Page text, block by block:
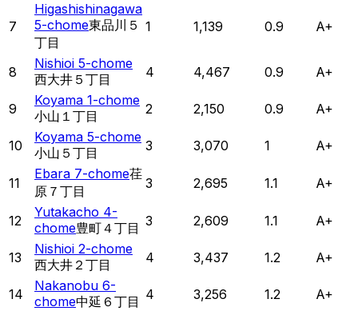
7
Higashishinagawa
5-chome東品川５
丁目
1 1,139 0.9 A+
8
Nishioi 5-chome
西大井５丁目
4 4,467 0.9 A+
9
Koyama 1-chome
小山１丁目
2 2,150 0.9 A+
10
Koyama 5-chome
小山５丁目
3 3,070 1 A+
11
Ebara 7-chome荏
原７丁目
3 2,695 1.1 A+
12
Yutakacho 4-
chome豊町４丁目 3 2,609 1.1 A+
13
Nishioi 2-chome
西大井２丁目
4 3,437 1.2 A+
14
Nakanobu 6-
chome中延６丁目 4 3,256 1.2 A+